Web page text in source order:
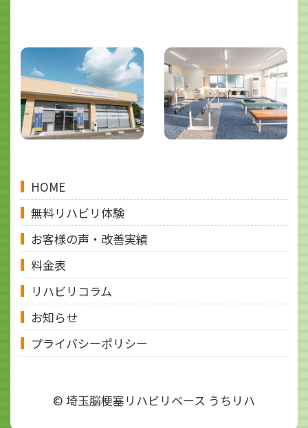
HOME
無料リハビリ体験
お客様の声・改善実績
料金表
リハビリコラム
お知らせ
プライバシーポリシー
© 埼玉脳梗塞リハビリベース うちリハ